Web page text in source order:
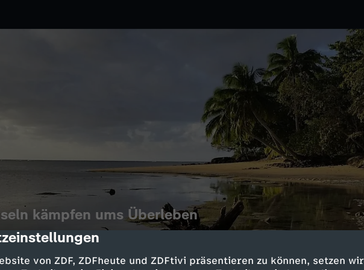
von ZDF, ZDFheute und ZDFtivi präsentieren zu können, setzen wir
kämpfen ums Überleben
3sat
Fidschis geraten durch den